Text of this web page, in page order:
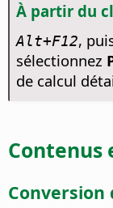
À partir du
Alt+F12,
sélectionnez
de calcul
Contenus